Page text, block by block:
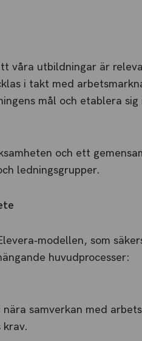
våra utbildningar är
i takt med
mål och etablera sig
och ett
ledningsgrupper.
som
huvudprocesser:
samverkan med
krav.